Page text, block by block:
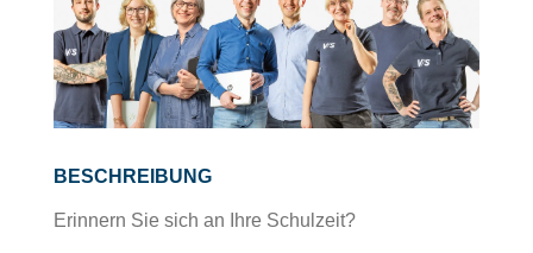
BESCHREIBUNG
Erinnern Sie sich an Ihre Schulzeit?